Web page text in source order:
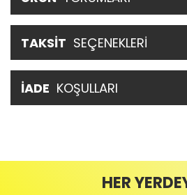
TAKSİT SEÇENEKLERİ
İADE KOŞULLARI
HER